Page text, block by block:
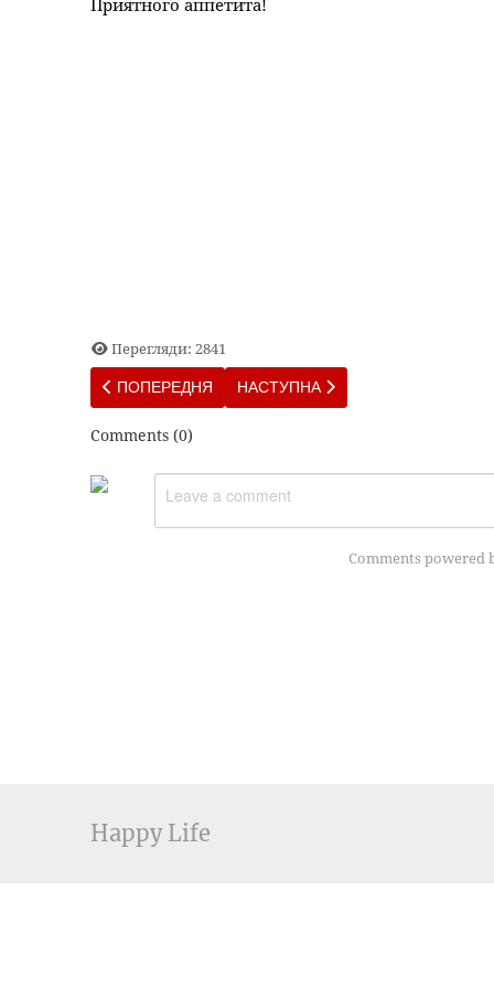
Приятного аппетита!
Перегляди: 2841
ПОПЕРЕДНЯ СТАТТЯ: ТОП-5 РЕЦЕПТОВ ПАННА
ПОПЕРЕДНЯ НАСТУПНА СТАТТЯ: 15
НАСТУПНА
Comments (0)
Comments powered
Happy Life